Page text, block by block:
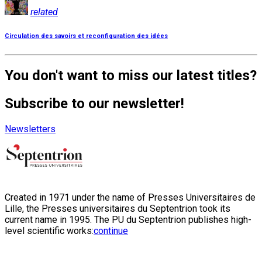
related
Circulation des savoirs et reconfiguration des idées
You don't want to miss our latest titles?
Subscribe to our newsletter!
Newsletters
Created in 1971 under the name of Presses Universitaires de
Lille, the Presses universitaires du Septentrion took its
current name in 1995. The PU du Septentrion publishes high-
level scientific works:continue